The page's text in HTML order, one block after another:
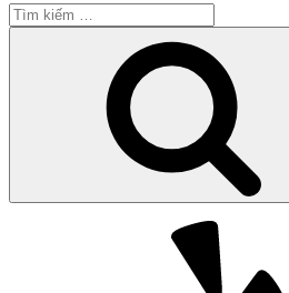
Tìm
kiếm: